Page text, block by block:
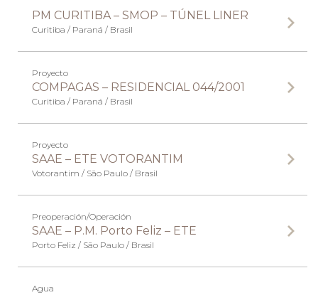
PM CURITIBA – SMOP – TÚNEL LINER
Curitiba / Paraná / Brasil
Proyecto
COMPAGAS – RESIDENCIAL 044/2001
Curitiba / Paraná / Brasil
Proyecto
SAAE – ETE VOTORANTIM
Votorantim / São Paulo / Brasil
Preoperación/Operación
SAAE – P.M. Porto Feliz – ETE
Porto Feliz / São Paulo / Brasil
Agua